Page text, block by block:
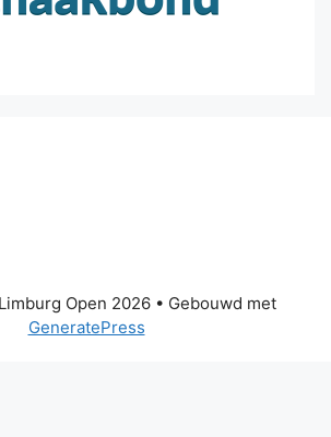
Open 2026• Gebouwd met
GeneratePress